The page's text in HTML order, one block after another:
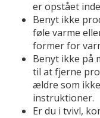
er opstået
Benyt ikke
føle varme
former for
Benyt ikke på
til at fjerne
ældre som
instruktioner.
Er du i tvivl,